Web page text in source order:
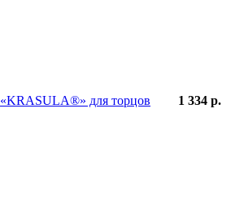
«KRASULA®» для торцов 1 334 р.